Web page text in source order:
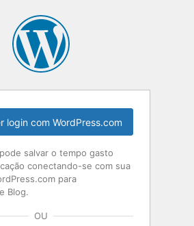
login com WordPress.com
salvar o tempo gasto
conectando-se com sua
para
Blog.
OU